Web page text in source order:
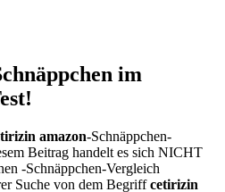
im
amazon-Schnäppchen-
Beitrag handelt es sich NICHT
-Schnäppchen-Vergleich
Suche von dem Begriffcetirizin